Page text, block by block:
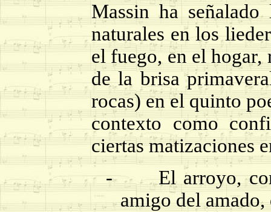
Massin ha
naturales en los
el fuego, en el hogar,
de la brisa
rocas) en el quinto
contexto como
ciertas matizaciones
-
El arroyo,
amigo del amado,